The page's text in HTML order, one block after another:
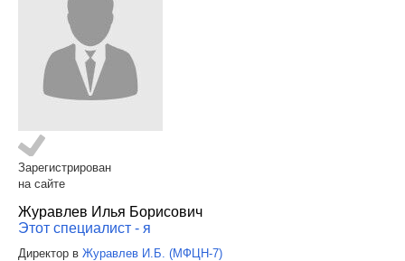
Зарегистрирован
на сайте
Журавлев Илья Борисович
Этот специалист - я
Директор в Журавлев И.Б. (МФЦН-7)